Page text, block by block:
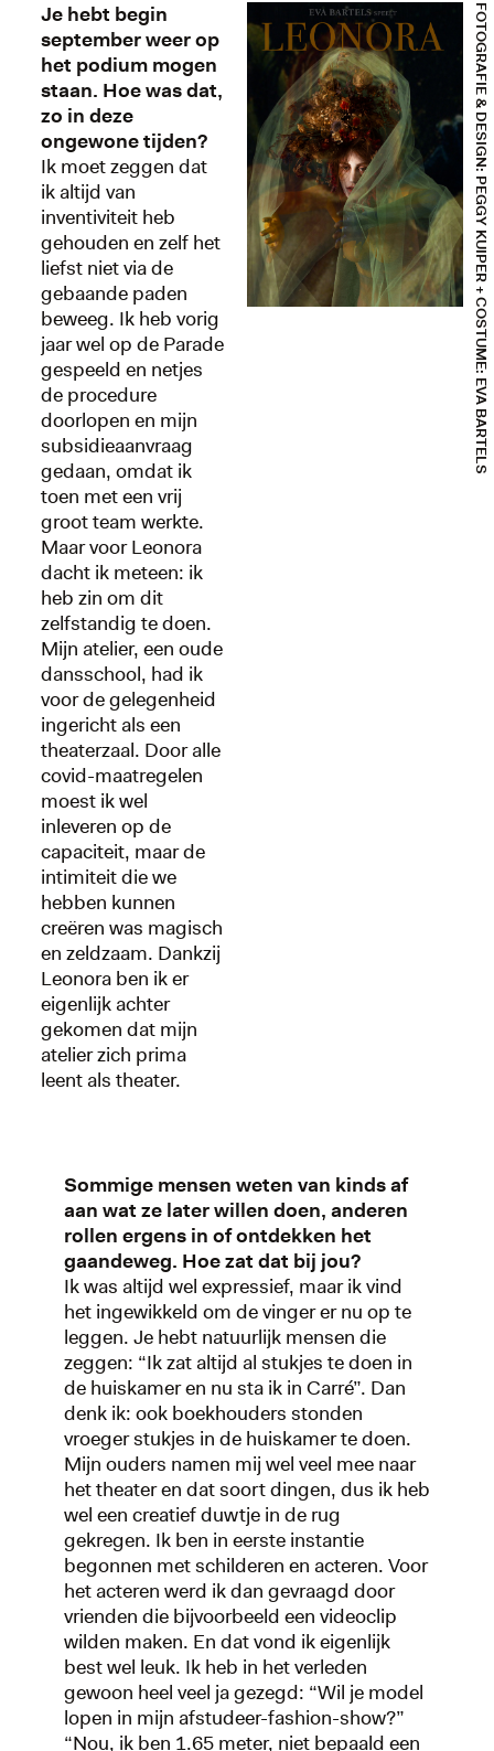
Je hebt begin
september weer op
het podium mogen
staan. Hoe was dat,
zo in deze
ongewone tijden?
Ik moet zeggen dat
ik altijd van
inventiviteit heb
gehouden en zelf het
liefst niet via de
gebaande paden
beweeg. Ik heb vorig
jaar wel op de Parade
gespeeld en netjes
de procedure
doorlopen en mijn
subsidieaanvraag
gedaan, omdat ik
toen met een vrij
groot team werkte.
Maar voor Leonora
dacht ik meteen: ik
heb zin om dit
zelfstandig te doen.
Mijn atelier, een oude
dansschool, had ik
voor de gelegenheid
ingericht als een
theaterzaal. Door alle
covid-maatregelen
moest ik wel
inleveren op de
capaciteit, maar de
intimiteit die we
hebben kunnen
creëren was magisch
en zeldzaam. Dankzij
Leonora ben ik er
eigenlijk achter
gekomen dat mijn
atelier zich prima
leent als theater.
FOTOGRAFIE & DESIGN: PEGGY KUIPER + COSTUME: EVA BARTELS
Sommige mensen weten van kinds af
aan wat ze later willen doen, anderen
rollen ergens in of ontdekken het
gaandeweg. Hoe zat dat bij jou?
Ik was altijd wel expressief, maar ik vind
het ingewikkeld om de vinger er nu op te
leggen. Je hebt natuurlijk mensen die
zeggen: “Ik zat altijd al stukjes te doen in
de huiskamer en nu sta ik in Carré”. Dan
denk ik: ook boekhouders stonden
vroeger stukjes in de huiskamer te doen.
Mijn ouders namen mij wel veel mee naar
het theater en dat soort dingen, dus ik heb
wel een creatief duwtje in de rug
gekregen. Ik ben in eerste instantie
begonnen met schilderen en acteren. Voor
het acteren werd ik dan gevraagd door
vrienden die bijvoorbeeld een videoclip
wilden maken. En dat vond ik eigenlijk
best wel leuk. Ik heb in het verleden
gewoon heel veel ja gezegd: “Wil je model
lopen in mijn afstudeer-fashion-show?”
“Nou, ik ben 1.65 meter, niet bepaald een